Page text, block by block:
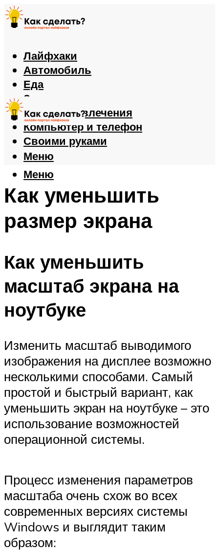
Лайфхаки
Автомобиль
Еда
Здоровье
Игры и развлечения
Компьютер и телефон
Своими руками
Меню
Меню
Как уменьшить
размер экрана
Как уменьшить
масштаб экрана на
ноутбуке
Изменить масштаб выводимого
изображения на дисплее возможно
несколькими способами. Самый
простой и быстрый вариант, как
уменьшить экран на ноутбуке – это
использование возможностей
операционной системы.
Процесс изменения параметров
масштаба очень схож во всех
современных версиях системы
Windows и выглядит таким
образом: